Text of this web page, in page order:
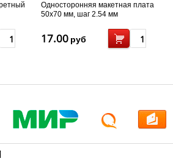
Односторонняя макетная плата
50x70 мм, шаг 2.54 мм
17.00 руб